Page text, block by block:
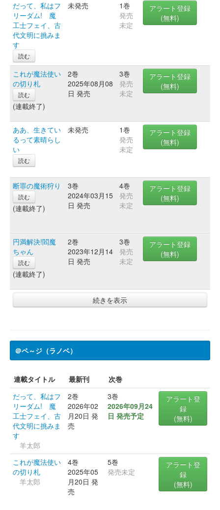
だって、私はフ
リーダム! 魔
工士フェイ、古
代文明に挑みま
す
読む
未発売
1巻
発売
未定
アラート登録
(無料)
これが魔法使い
の切り札
読む
(連載終了)
2巻
2025年08月08
日 発売
3巻
発売
未定
アラート登録
(無料)
ああ、生きてい
るって素晴らし
い
読む
未発売
1巻
発売
未定
アラート登録
(無料)
断罪の魔術狩り
読む
(連載終了)
3巻
2024年03月15
日 発売
4巻
発売
未定
アラート登録
(無料)
円満解決!閻魔
ちゃん
読む
(連載終了)
2巻
2023年12月14
日 発売
3巻
発売
未定
アラート登録
(無料)
続きを表示
＠ペ～ジ（ラノベ）
連載タイトル 最新刊
次巻
だって、私はフ
リーダム! 魔
工士フェイ、古
代文明に挑みま
す
羊太郎
2巻
2026年02
月20日 発
売
3巻
2026年09月24
日 発売予定
アラート登
録
(無料)
これが魔法使い
の切り札
羊太郎
4巻
2025年05
月20日 発
売
5巻
発売未定
アラート登
録
(無料)